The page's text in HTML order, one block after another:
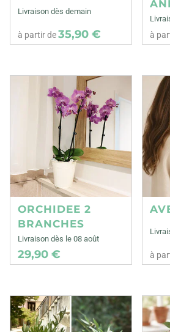
Livraison dès demain
à partir de35,90 € à
ORCHIDEE 2
BRANCHES
Livraison dès le 08 août
29,90 € à